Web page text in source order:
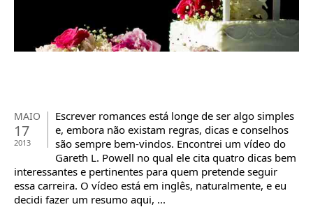
MAIO
17
2013
Escrever romances está longe de ser algo simples
e, embora não existam regras, dicas e conselhos
são sempre bem-vindos. Encontrei um vídeo do
Gareth L. Powell no qual ele cita quatro dicas bem
interessantes e pertinentes para quem pretende seguir
essa carreira. O vídeo está em inglês, naturalmente, e eu
decidi fazer um resumo aqui, ...